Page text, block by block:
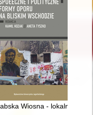
Szkoła "Waldschule" :
Wiosna - lokalne